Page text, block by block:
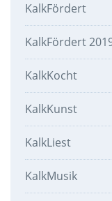
KalkFördert
KalkFördert
KalkKocht
KalkKunst
KalkLiest
KalkMusik